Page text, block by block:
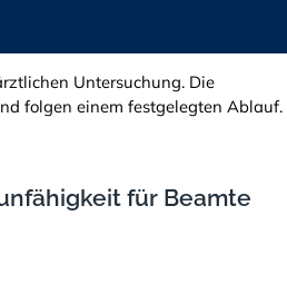
Untersuchung. Die
folgen einem festgelegten Ablauf.
für Beamte